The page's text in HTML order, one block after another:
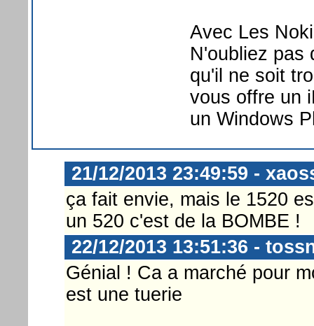
Avec Les
N'oubliez pas
qu'il ne soit
vous offre un
un Windows
21/12/2013 23:49:59 -
ça fait envie, mais le 1520
un 520 c'est de la BOMBE !
22/12/2013 13:51:36 -
Génial ! Ca a marché pour
est une tuerie